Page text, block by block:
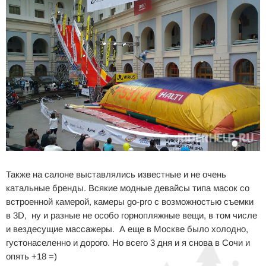
Также на салоне выставлялись известные и не очень
катальные бренды. Всякие модные девайсы типа масок со
встроенной камерой, камеры go-pro с возможностью съемки
в 3D, ну и разные не особо горнопляжные вещи, в том числе
и вездесущие массажеры. А еще в Москве было холодно,
густонаселенно и дорого. Но всего 3 дня и я снова в Сочи и
опять +18 =)